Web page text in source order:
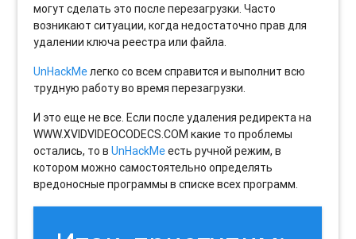
могут сделать это после перезагрузки. Часто
возникают ситуации, когда недостаточно прав для
удалении ключа реестра или файла.
UnHackMeлегко со всем справится и выполнит всю
трудную работу во время перезагрузки.
И это еще не все. Если после удаления редиректа на
WWW.XVIDVIDEOCODECS.COM какие то проблемы
остались, то вUnHackMeесть ручной режим, в
котором можно самостоятельно определять
вредоносные программы в списке всех программ.